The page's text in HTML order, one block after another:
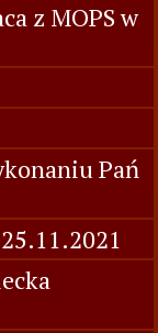
z MOPS w
Pań